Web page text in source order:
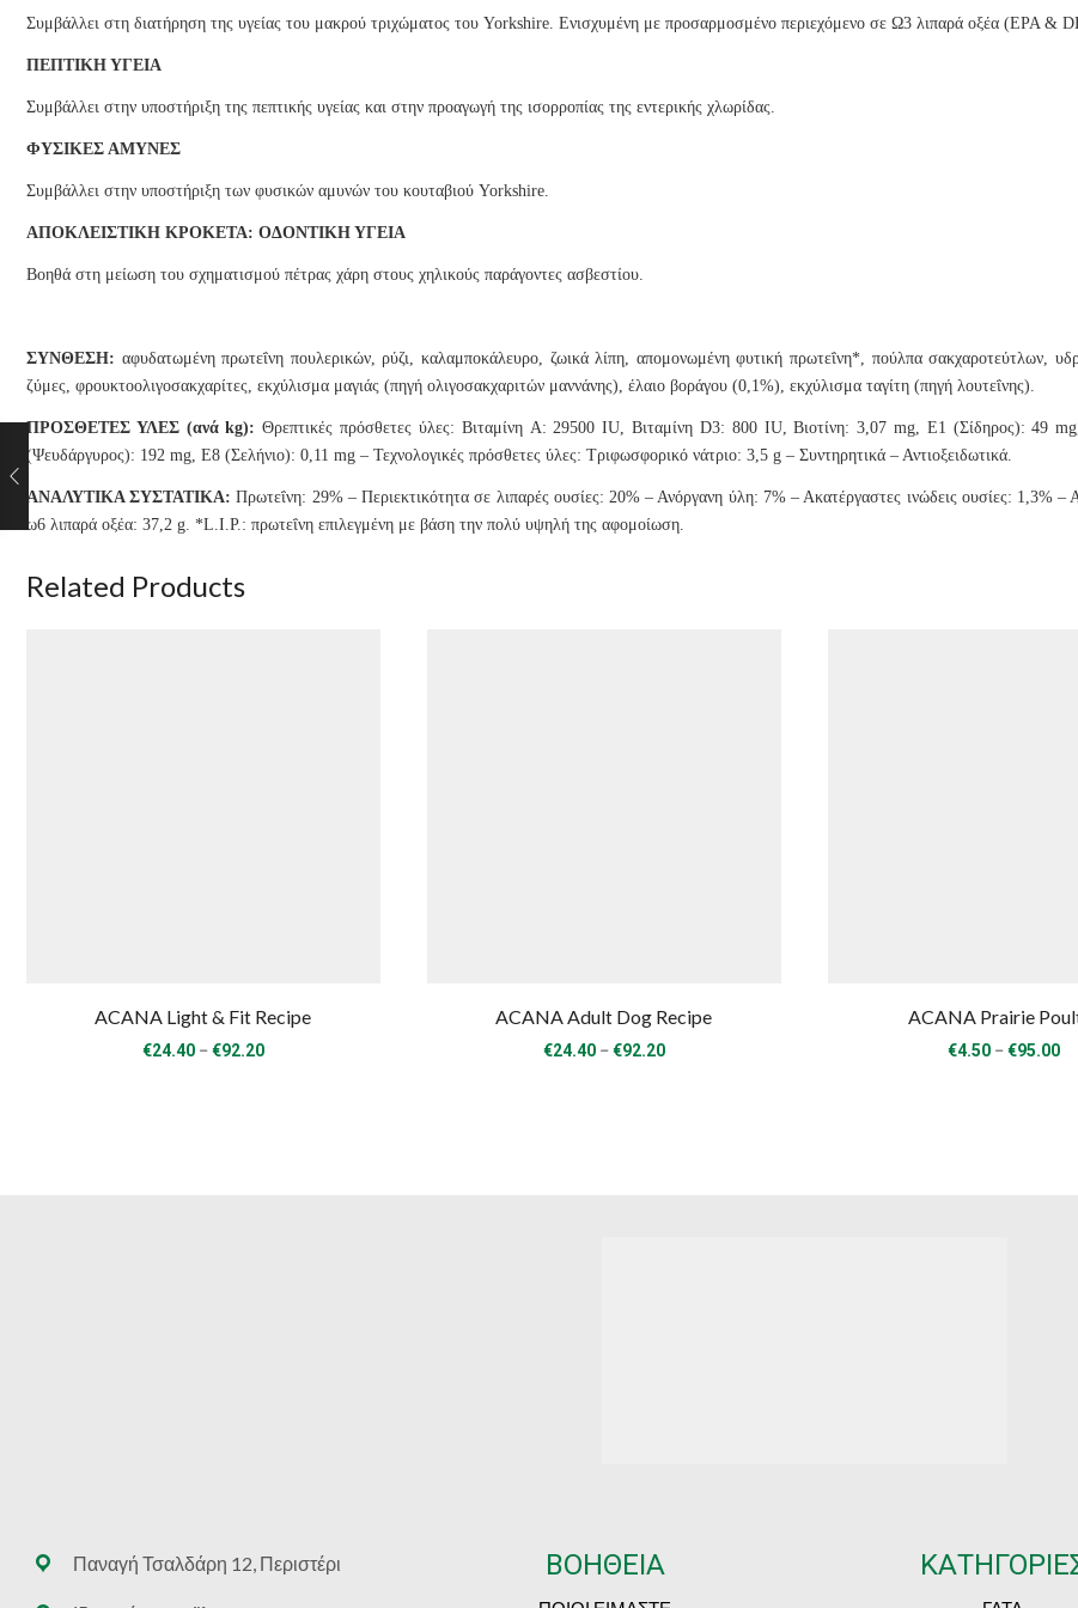
Συμβάλλει στη διατήρηση της υγείας του μακρού τριχώματος του Yorkshire. Ενισχυμένη με προσαρμοσμένο περιεχόμενο σε Ω3 λιπαρά οξέα (EPA &
ΠΕΠΤΙΚΗ ΥΓΕΙΑ
Συμβάλλει στην υποστήριξη της πεπτικής υγείας και στην προαγωγή της ισορροπίας της εντερικής χλωρίδας.
ΦΥΣΙΚΕΣ ΑΜΥΝΕΣ
Συμβάλλει στην υποστήριξη των φυσικών αμυνών του κουταβιού Yorkshire.
ΑΠΟΚΛΕΙΣΤΙΚΗ ΚΡΟΚΕΤΑ: ΟΔΟΝΤΙΚΗ ΥΓΕΙΑ
Βοηθά στη μείωση του σχηματισμού πέτρας χάρη στους χηλικούς παράγοντες ασβεστίου.
ΣΥΝΘΕΣΗ: αφυδατωμένη πρωτεΐνη πουλερικών, ρύζι, καλαμποκάλευρο, ζωικά λίπη, απομονωμένη φυτική πρωτεΐνη*, πούλπα σακχαροτεύτλων,
ζύμες, φρουκτοολιγοσακχαρίτες, εκχύλισμα μαγιάς (πηγή ολιγοσακχαριτών μαννάνης), έλαιο βοράγου (0,1%), εκχύλισμα ταγίτη (πηγή λουτεΐνης).
ΠΡΟΣΘΕΤΕΣ ΥΛΕΣ (ανά kg): Θρεπτικές πρόσθετες ύλες: Βιταμίνη A: 29500 IU, Βιταμίνη D3: 800 IU, Βιοτίνη: 3,07 mg, E1 (Σίδηρος):
(Ψευδάργυρος): 192 mg, E8 (Σελήνιο): 0,11 mg – Τεχνολογικές πρόσθετες ύλες: Τριφωσφορικό νάτριο: 3,5 g – Συντηρητικά – Αντιοξειδωτικά.
ΑΝΑΛΥΤΙΚΑ ΣΥΣΤΑΤΙΚΑ: Πρωτεΐνη: 29% – Περιεκτικότητα σε λιπαρές ουσίες: 20% – Ανόργανη ύλη: 7% – Ακατέργαστες ινώδεις ουσίες:
ω6 λιπαρά οξέα: 37,2 g. *L.I.P.: πρωτεΐνη επιλεγμένη με βάση την πολύ υψηλή της αφομοίωση.
Related Products
ACANA Light & Fit Recipe
€24.40 –€92.20Price
ACANA Adult Dog Recipe
€24.40 – €92.20Price
ACANA Prairie
€4.50 – €95.00
Παναγή Τσαλδάρη 12, Περιστέρι ΒΟΗΘΕΙΑ